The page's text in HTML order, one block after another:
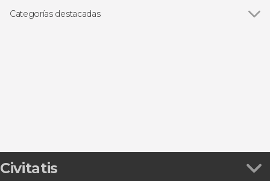
Categorías destacadas
Civitatis